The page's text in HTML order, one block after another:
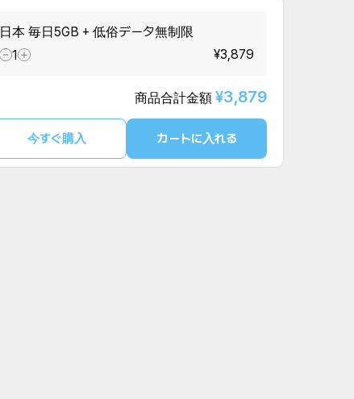
日本 毎日5GB + 低俗データ無制限
1
¥3,879
商品合計金額 ¥3,879
今すぐ購入 カートに入れる